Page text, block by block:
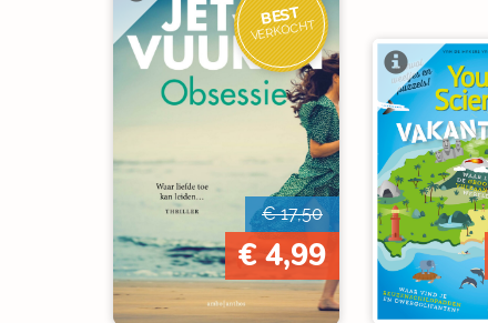
BEST
VERKOCHT
€ 17,50
€ 4,99